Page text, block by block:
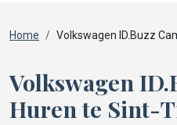
Home Volkswagen ID.Buzz
Volkswagen
Huren te Sint-